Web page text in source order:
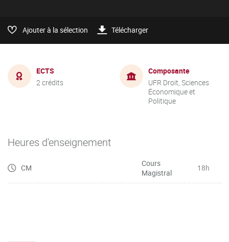
Ajouter à la sélection Télécharger
ECTS
2 crédits
Composante
UFR Droit, Sciences
Économique et
Politique
Heures d'enseignement
CM
Cours
Magistral
18h